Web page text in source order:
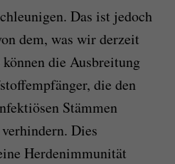
Das ist jedoch
dem, was wir derzeit
die Ausbreitung
die den
Stämmen
Dies
Herdenimmunität